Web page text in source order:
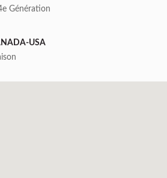
Génération
USA